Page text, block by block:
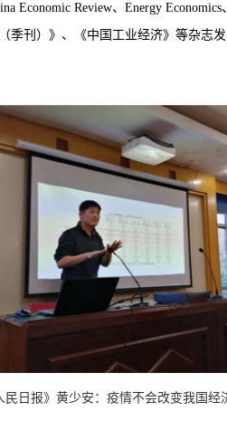
Economic Review、 Energy Economics、
季刊）》、《中国工业经济》等杂志
民日报》黄少安：疫情不会改变我国经